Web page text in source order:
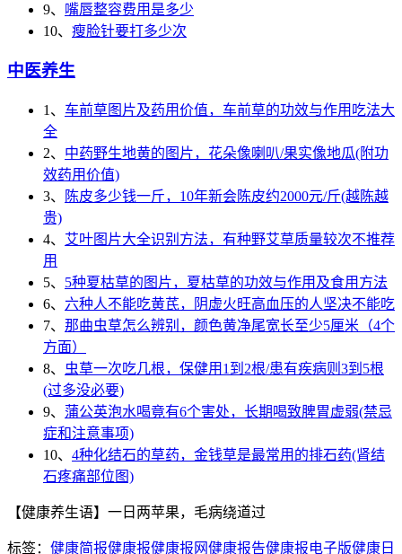
9、
嘴唇整容费用是多少
10、 瘦脸针要打多少次
中医养生
1、 车前草图片及药用价值，车前草的功效与作用吃法大
全
2、 中药野生地黄的图片，花朵像喇叭/果实像地瓜(附功
效药用价值)
3、
陈皮多少钱一斤，10年新会陈皮约2000元/斤(越陈越
贵)
4、 艾叶图片大全识别方法，有种野艾草质量较次不推荐
用
5、 5种夏枯草的图片，夏枯草的功效与作用及食用方法
6、 六种人不能吃黄芪，阴虚火旺高血压的人坚决不能吃
7、 那曲虫草怎么辨别，颜色黄净尾宽长至少5厘米（4个
方面）
8、
虫草一次吃几根，保健用1到2根/患有疾病则3到5根
(过多没必要)
9、 蒲公英泡水喝竟有6个害处，长期喝致脾胃虚弱(禁忌
症和注意事项)
10、 4种化结石的草药，金钱草是最常用的排石药(肾结
石疼痛部位图)
【健康养生语】一日两苹果，毛病绕道过
标签： 健康简报健康报健康报网健康报告健康报电子版健康日